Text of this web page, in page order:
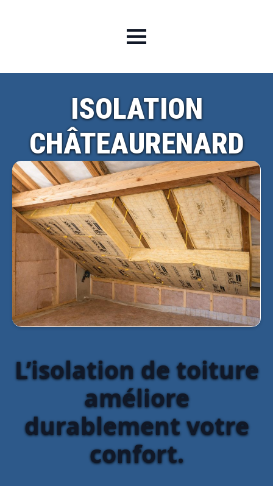
ISOLATION
CHÂTEAURENARD
L’isolation de toiture
améliore
durablement votre
confort.